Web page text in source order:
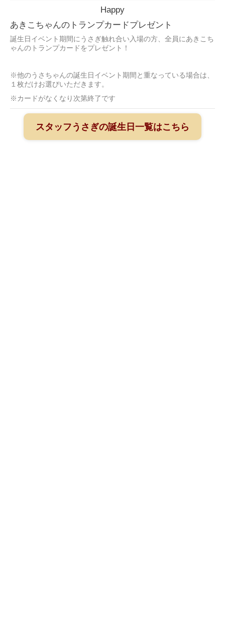
Happy
あきこちゃんのトランプカードプレゼント
誕生日イベント期間にうさぎ触れ合い入場の方、全員にあきこち
ゃんのトランプカードをプレゼント！
※他のうさちゃんの誕生日イベント期間と重なっている場合は、
１枚だけお選びいただきます。
※カードがなくなり次第終了です
スタッフうさぎの誕生日一覧はこちら